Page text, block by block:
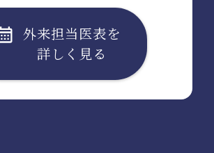
外来担当医表を
詳しく見る